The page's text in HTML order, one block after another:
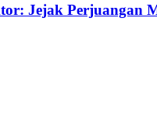
Jejak Perjuangan